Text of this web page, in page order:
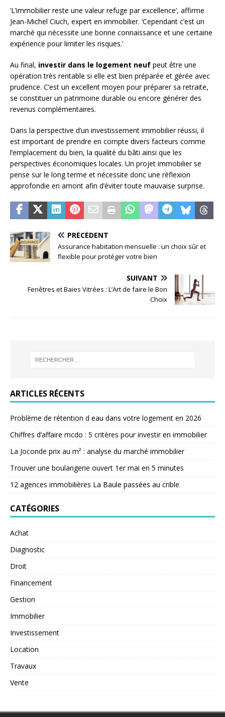
‘L’immobilier reste une valeur refuge par excellence’, affirme
Jean-Michel Ciuch, expert en immobilier. ‘Cependant c’est un
marché qui nécessite une bonne connaissance et une certaine
expérience pour limiter les risques.’
Au final, investir dans le logement neuf peut être une
opération très rentable si elle est bien préparée et gérée avec
prudence. C’est un excellent moyen pour préparer sa retraite,
se constituer un patrimoine durable ou encore générer des
revenus complémentaires.
Dans la perspective d’un investissement immobilier réussi, il
est important de prendre en compte divers facteurs comme
l’emplacement du bien, la qualité du bâti ainsi que les
perspectives économiques locales. Un projet immobilier se
pense sur le long terme et nécessite donc une réflexion
approfondie en amont afin d’éviter toute mauvaise surprise.
PRÉCÉDENT
Assurance habitation mensuelle : un choix sûr et
flexible pour protéger votre bien
SUIVANT
Fenêtres et Baies Vitrées : L’Art de faire le Bon
Choix
ARTICLES RÉCENTS
Problème de rétention d eau dans votre logement en 2026
Chiffres d’affaire mcdo : 5 critères pour investir en immobilier
La Joconde prix au m² : analyse du marché immobilier
Trouver une boulangerie ouvert 1er mai en 5 minutes
12 agences immobilières La Baule passées au crible
CATÉGORIES
Achat
Diagnostic
Droit
Financement
Gestion
Immobilier
Investissement
Location
Travaux
Vente